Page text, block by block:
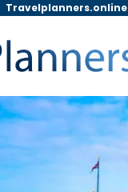
Travelplanners.online